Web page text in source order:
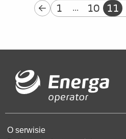
1 ... 10 11
O serwisie